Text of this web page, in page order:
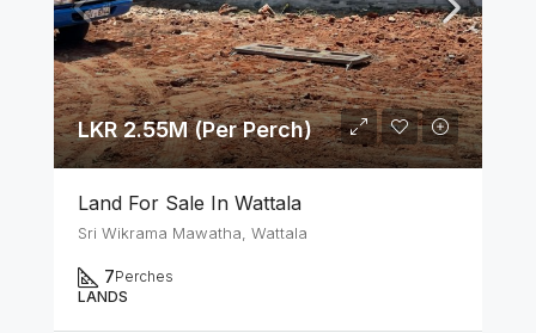
LKR 2.55M (Per Perch)
Land For Sale In Wattala
Sri Wikrama Mawatha, Wattala
7Perches
LANDS